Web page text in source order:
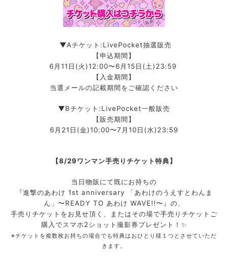
▼Aチケット:LivePocket抽選販売
【申込期間】
6月11日(火)12:00〜6月15日(土)23:59
【入金期間】
当選メールの記載期間をご確認ください
▼Bチケット:LivePocket一般販売
【販売期間】
6月21日(金)10:00〜7月10日(水)23:59
【8/29ワンマン手売りチケット特典】
当日物販にて既にお持ちの
『進撃のあわけ 1st anniversary 「あわけのうえすとわんま
ん」〜READY TO あわけ WAVE!!〜』の、
手売りチケットをお見せ頂く、またはその場で手売りチケットご
購入でスマホ2ショット撮影券プレゼント！✨
※チケットを複数枚お持ちの場合でも特典はおひとり様１つとさせていただ
きます。